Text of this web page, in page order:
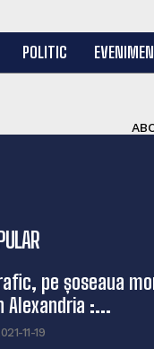
POLITIC
pe șoseaua
Alexandria :...
11-19